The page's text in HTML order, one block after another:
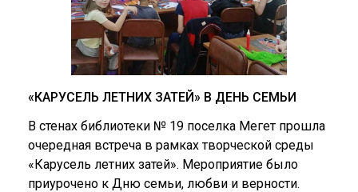
«КАРУСЕЛЬ ЛЕТНИХ ЗАТЕЙ» В ДЕНЬ СЕМЬИ
В стенах библиотеки № 19 поселка Мегет прошла
очередная встреча в рамках творческой среды
«Карусель летних затей». Мероприятие было
приурочено к Дню семьи, любви и верности.